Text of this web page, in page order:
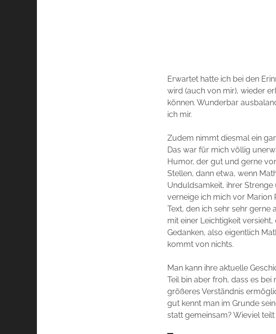
Erwartet hatte ich bei den
wird (auch von mir), wieder
können. Wunderbar
ich mir.
Zudem nimmt diesmal ein
Das war für mich völlig
Humor, der gut und gerne
Stellen, dann etwa, wenn
Unduldsamkeit, ihrer
verneige ich mich vor Marion
Text, den ich sehr sehr gerne
mit einer Leichtigkeit
Gedanken, also eigentlich
kommt von nichts.
Man kann ihre aktuelle
Teil bin aber froh, dass es
größeres Verständnis
gut kennt man im Grunde
statt gemeinsam? Wieviel